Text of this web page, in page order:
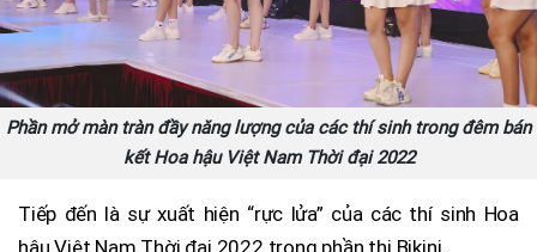
Phần mở màn tràn đầy năng lượng của các thí sinh trong đêm bán
kết Hoa hậu Việt Nam Thời đại 2022
Tiếp đến là sự xuất hiện “rực lửa” của các thí sinh Hoa
hậu Việt Nam Thời đại 2022 trong phần thi Bikini.